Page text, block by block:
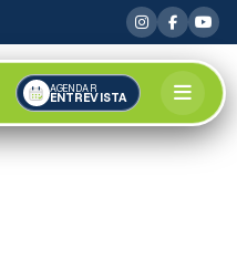
AGENDAR
ENTREVISTA